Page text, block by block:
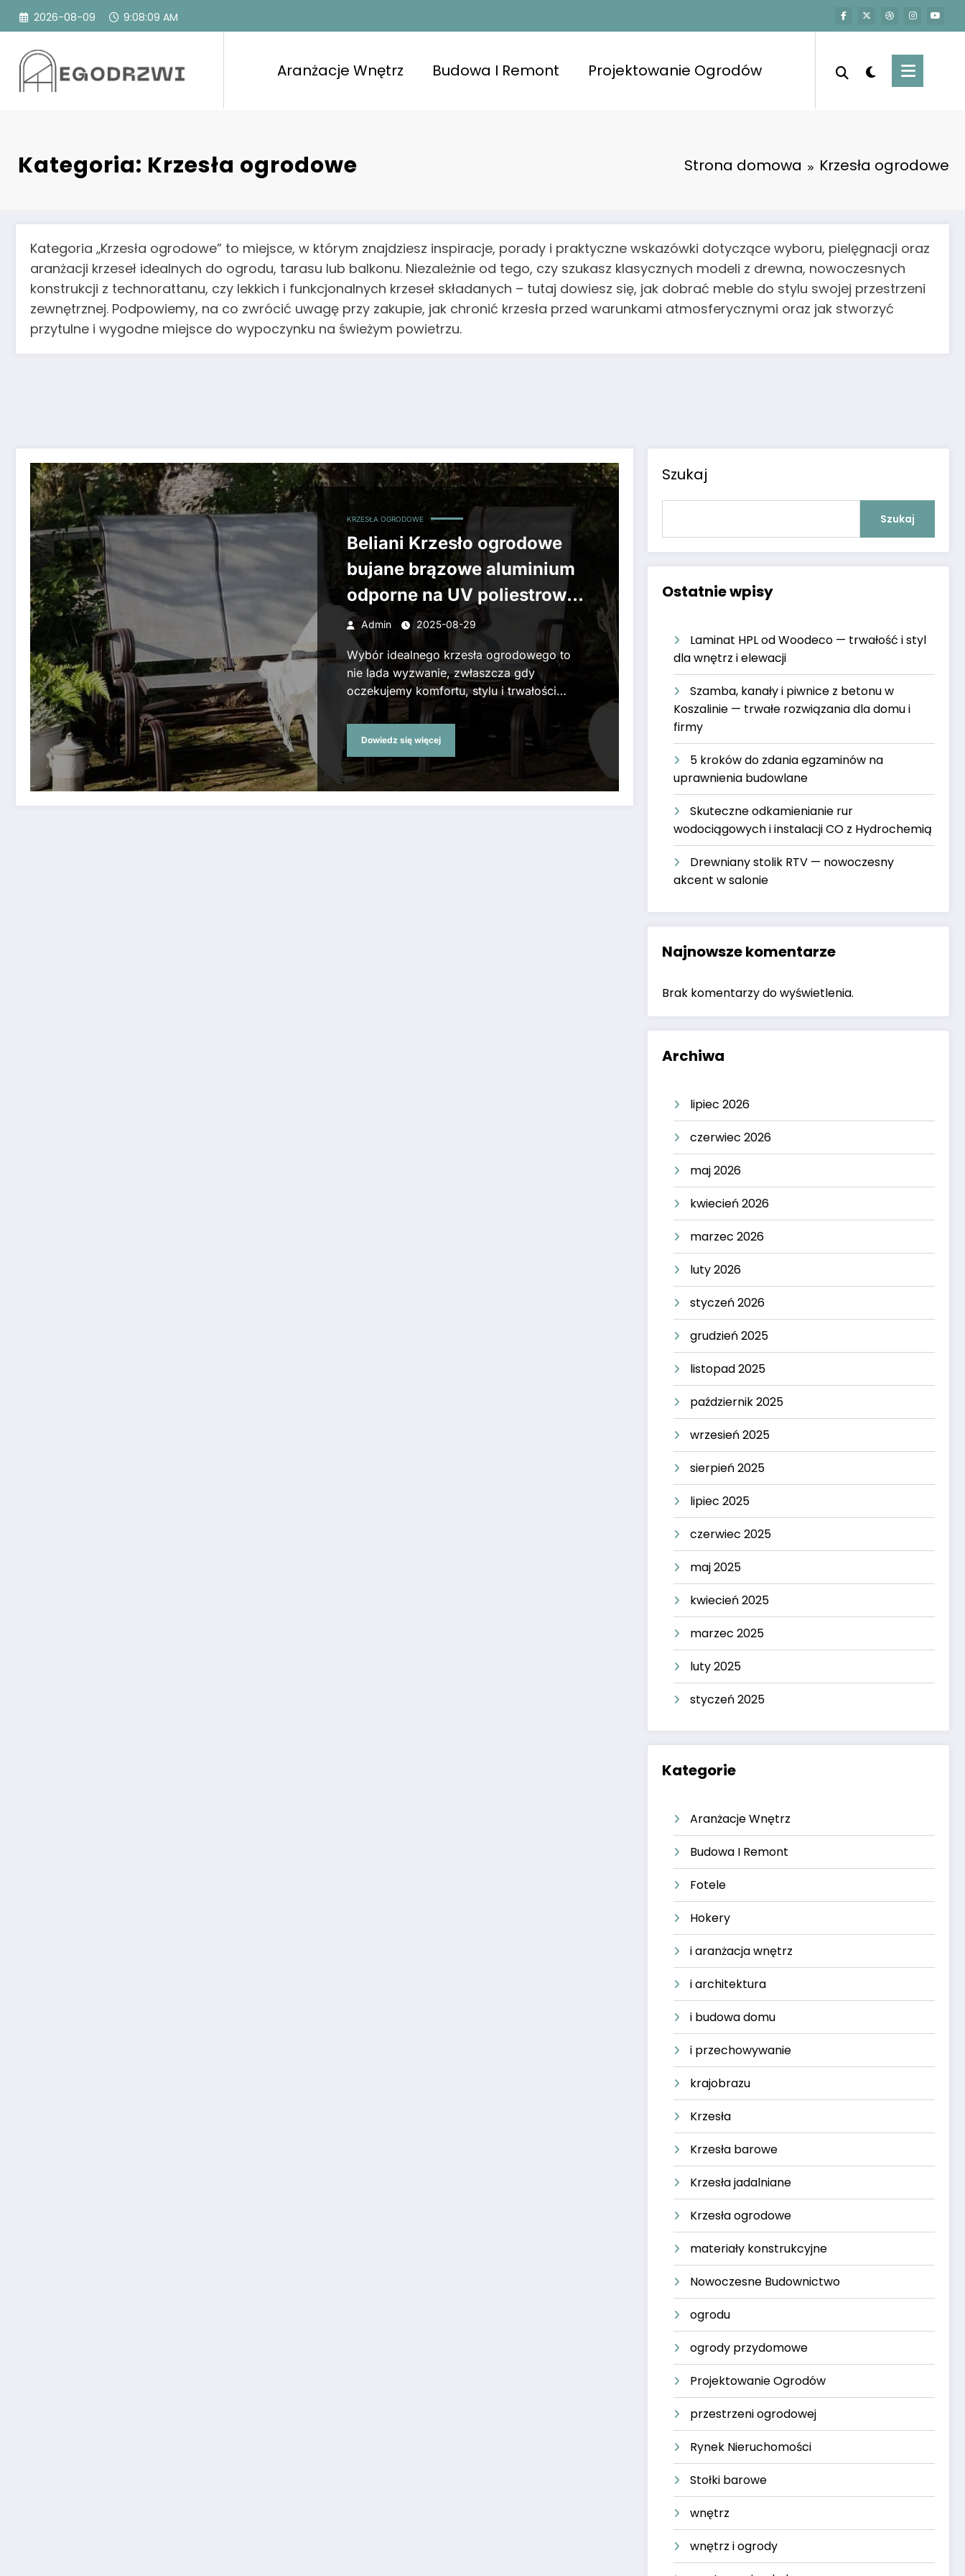
Przejdź
2026-08-09 9:08:11 AM
Aranżacje Wnętrz Budowa I Remont Projektowanie Ogrodów
Kategoria: Krzesła ogrodowe Strona domowa Krzesła ogrodowe
Kategoria „Krzesła ogrodowe” to miejsce, w którym znajdziesz inspiracje, porady i praktyczne wskazówki dotyczące wyboru, pielęgnacji oraz
aranżacji krzeseł idealnych do ogrodu, tarasu lub balkonu. Niezależnie od tego, czy szukasz klasycznych modeli z drewna, nowoczesnych
konstrukcji z technorattanu, czy lekkich i funkcjonalnych krzeseł składanych – tutaj dowiesz się, jak dobrać meble do stylu swojej przestrzeni
zewnętrznej. Podpowiemy, na co zwrócić uwagę przy zakupie, jak chronić krzesła przed warunkami atmosferycznymi oraz jak stworzyć
przytulne i wygodne miejsce do wypoczynku na świeżym powietrzu.
KRZESŁA OGRODOWE
Beliani Krzesło ogrodowe
bujane brązowe aluminium
odporne na UV poliestrowe
siedzisko Borgio
Admin 2025-08-29
Wybór idealnego krzesła ogrodowego to
nie lada wyzwanie, zwłaszcza gdy
oczekujemy komfortu, stylu i trwałości…
Dowiedz się więcej
Szukaj
Szukaj
Ostatnie wpisy
Laminat HPL od Woodeco — trwałość i styl
dla wnętrz i elewacji
Szamba, kanały i piwnice z betonu w
Koszalinie — trwałe rozwiązania dla domu i
firmy
5 kroków do zdania egzaminów na
uprawnienia budowlane
Skuteczne odkamienianie rur
wodociągowych i instalacji CO z Hydrochemią
Drewniany stolik RTV — nowoczesny
akcent w salonie
Najnowsze komentarze
Brak komentarzy do wyświetlenia.
Archiwa
lipiec 2026
czerwiec 2026
maj 2026
kwiecień 2026
marzec 2026
luty 2026
styczeń 2026
grudzień 2025
listopad 2025
październik 2025
wrzesień 2025
sierpień 2025
lipiec 2025
czerwiec 2025
maj 2025
kwiecień 2025
marzec 2025
luty 2025
styczeń 2025
Kategorie
Aranżacje Wnętrz
Budowa I Remont
Fotele
Hokery
i aranżacja wnętrz
i architektura
i budowa domu
i przechowywanie
krajobrazu
Krzesła
Krzesła barowe
Krzesła jadalniane
Krzesła ogrodowe
materiały konstrukcyjne
Nowoczesne Budownictwo
ogrodu
ogrody przydomowe
Projektowanie Ogrodów
przestrzeni ogrodowej
Rynek Nieruchomości
Stołki barowe
wnętrz
wnętrz i ogrody